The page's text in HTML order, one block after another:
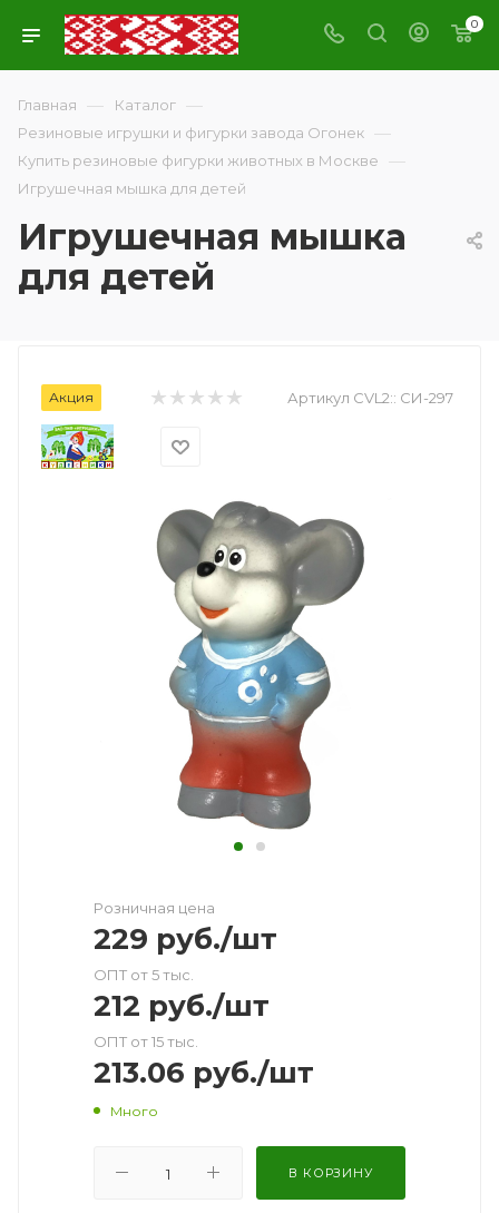
0
Главная — Каталог —
Резиновые игрушки и фигурки завода Огонек —
Купить резиновые фигурки животных в Москве —
Игрушечная мышка для детей
Игрушечная мышка
для детей
Акция Артикул CVL2:: СИ-297
Розничная цена
229 руб./шт
ОПТ от 5 тыс.
212 руб./шт
ОПТ от 15 тыс.
213.06 руб./шт
Много
В КОРЗИНУ